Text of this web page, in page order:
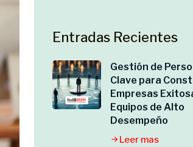
Entradas Recientes
Gestión de
Clave para
Empresas
Equipos de Alto
Desempeño
Leer mas